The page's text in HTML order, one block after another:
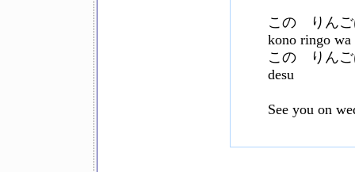
この りん
kono ringo
この りんご
desu
See you on